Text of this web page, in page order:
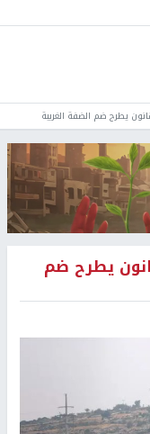
يطرح ضم الضفة الغربية
يطرح ضم